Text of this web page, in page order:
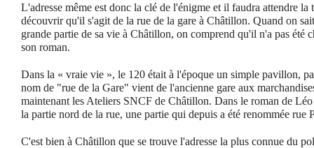
L'adresse même est donc la clé de l'énigme et il faudra attendre
découvrir qu'il s'agit de la rue de la gare à Châtillon. Quand on
grande partie de sa vie à Châtillon, on comprend qu'il n'a pas été
son roman.
Dans la « vraie vie », le 120 était à l'époque un simple pavillon,
nom de "rue de la Gare" vient de l'ancienne gare aux
maintenant les Ateliers SNCF de Châtillon. Dans le roman de
la partie nord de la rue, une partie qui depuis a été renommée rue
C'est bien à Châtillon que se trouve l'adresse la plus connue du